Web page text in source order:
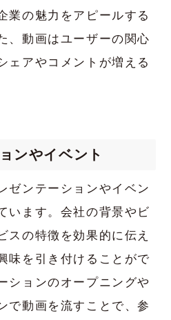
業の魅力をアピールする
、動画はユーザーの関心
ェアやコメントが増える
ンやイベント
ゼンテーションやイベン
います。会社の背景やビ
スの特徴を効果的に伝え
味を引き付けることがで
ションのオープニングや
で動画を流すことで、参